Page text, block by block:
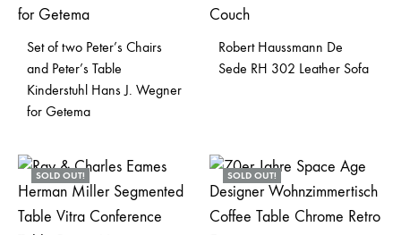
Set of two Peter’s Chairs
and Peter’s Table
Kinderstuhl Hans J. Wegner
for Getema
Robert Haussmann De
Sede RH 302 Leather Sofa
SOLD OUT! SOLD OUT!